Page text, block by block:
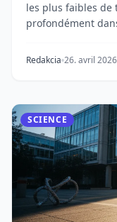
les plus faibles de
profondément
Redakcia 26. avril 2026
SCIENCE